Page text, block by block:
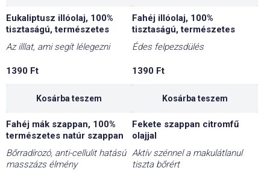
Eukaliptusz illóolaj, 100%
tisztaságú, természetes
Az illlat, ami segít lélegezni
1390 Ft
Kosárba teszem
Fahéj illóolaj, 100%
tisztaságú, természetes
Édes felpezsdülés
1390 Ft
Kosárba teszem
Fahéj mák szappan, 100%
természetes natúr szappan
Bőrradírozó, anti-cellulit hatású
masszázs élmény
-15%
Fekete szappan citromfű
olajjal
Aktív szénnel a makulátlanul
tiszta bőrért